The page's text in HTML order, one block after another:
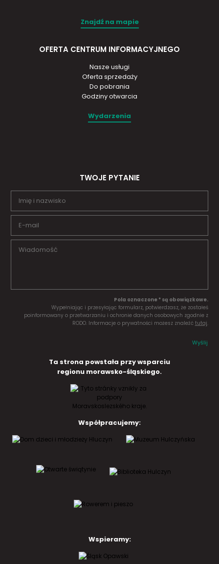
Znajdź na mapie
OFERTA CENTRUM INFORMACYJNEGO
Nasze usługi
Oferta sprzedaży
Do pobrania
Godziny otwarcia
Wydarzenia
TWOJE PYTANIE
Pola oznaczone * są obowiązkowe.
Wypełniając i przesyłając formularz, potwierdzasz, że zostałeś
poinformowany o przetwarzaniu i ochronie danych osobowych zgodnie z
RODO. Informacje o prywatności możesz znaleźć tutaj.
Wyślij
Ta strona powstała przy wsparciu
regionu morawsko-śląskiego.
Współpracujemy:
Wspieramy: